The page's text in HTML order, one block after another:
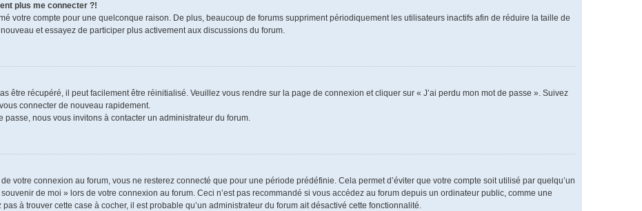
plus me connecter ?!
votre compte pour une quelconque raison. De plus, beaucoup de forums suppriment périodiquement les utilisateurs inactifs afin de réduire la taille de
et essayez de participer plus activement aux discussions du forum.
être récupéré, il peut facilement être réinitialisé. Veuillez vous rendre sur la page de connexion et cliquer sur « J’ai perdu mon mot de passe ». Suivez
connecter de nouveau rapidement.
nous vous invitons à contacter un administrateur du forum.
votre connexion au forum, vous ne resterez connecté que pour une période prédéfinie. Cela permet d’éviter que votre compte soit utilisé par quelqu’un
de moi » lors de votre connexion au forum. Ceci n’est pas recommandé si vous accédez au forum depuis un ordinateur public, comme une
à trouver cette case à cocher, il est probable qu’un administrateur du forum ait désactivé cette fonctionnalité.